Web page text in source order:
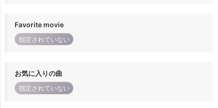
Favorite movie
指定されていない
お気に入りの曲
指定されていない